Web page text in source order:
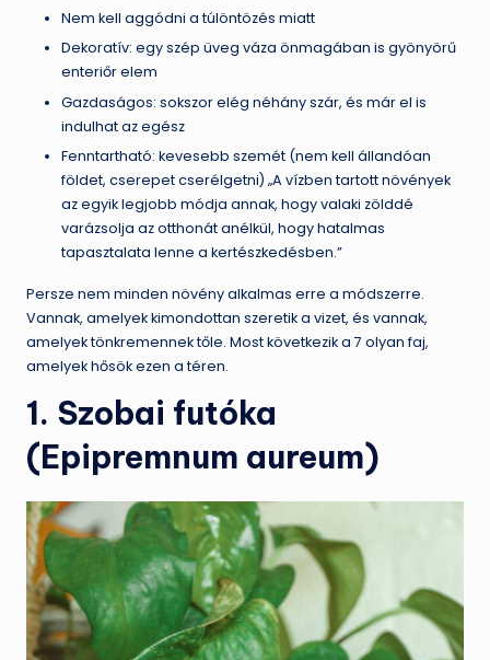
Nem kell aggódni a túlöntözés miatt
Dekoratív: egy szép üveg váza önmagában is gyönyörű
enteriőr elem
Gazdaságos: sokszor elég néhány szár, és már el is
indulhat az egész
Fenntartható: kevesebb szemét (nem kell állandóan
földet, cserepet cserélgetni) „A vízben tartott növények
az egyik legjobb módja annak, hogy valaki zölddé
varázsolja az otthonát anélkül, hogy hatalmas
tapasztalata lenne a kertészkedésben.”
Persze nem minden növény alkalmas erre a módszerre.
Vannak, amelyek kimondottan szeretik a vizet, és vannak,
amelyek tönkremennek tőle. Most következik a 7 olyan faj,
amelyek hősök ezen a téren.
1. Szobai futóka
(Epipremnum aureum)